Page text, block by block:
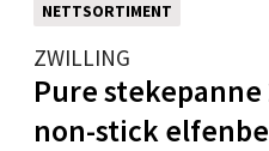
NETTSORTIMENT
ZWILLING
Pure
non-stick
Åpent i dag 09-19
0 i butikk